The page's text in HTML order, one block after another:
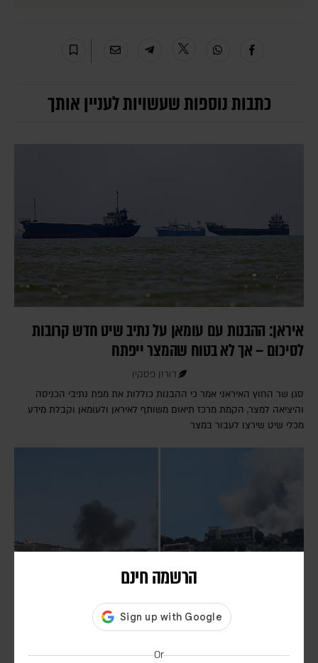
הרשמה חינם
Or
כתבות נוספות שעשויות לעניין אותך
איראן: ההבנות עם עומאן על נתיב שיט חדש קרובות
לסיכום – אך לא בטוח שהמצר ייפתח
דורון פסקין
סגן שר החוץ האיראני אמר כי ההבנות כוללות את מפת נתיבי הכניסה
והיציאה למצר, הקמת מרכז תיאום משותף לאיראן ולעומאן וקבלת מידע
מכלי שיט שירצו לעבור במצר
חיזבאללה הפר את הפסקת האש; צה"ל תקף בדרום
לבנון